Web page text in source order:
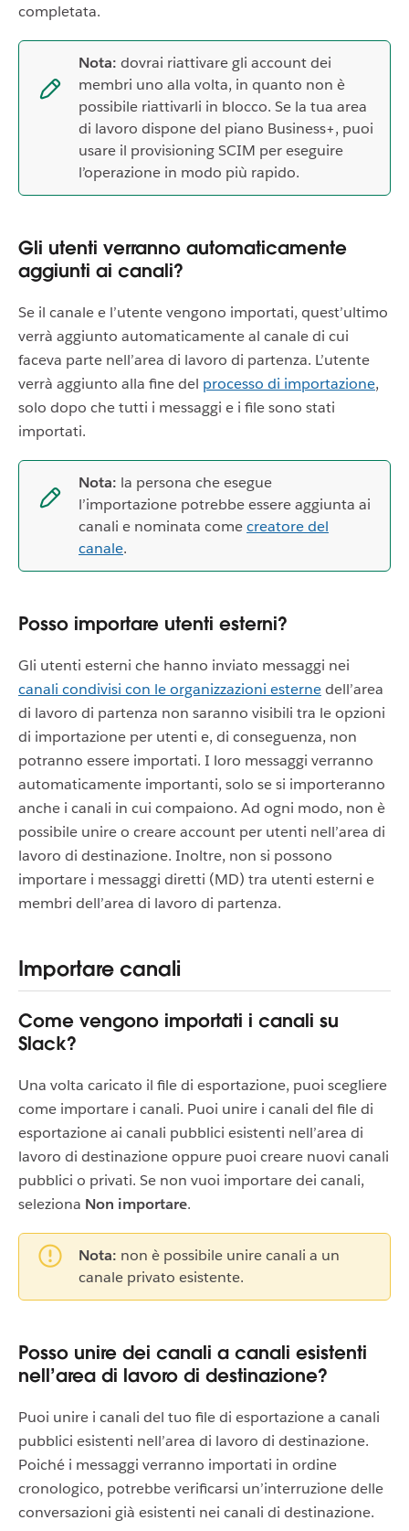
completata.
Nota: dovrai riattivare gli account dei
membri uno alla volta, in quanto non è
possibile riattivarli in blocco. Se la tua area
di lavoro dispone del piano Business+, puoi
usare il provisioning SCIM per eseguire
l’operazione in modo più rapido.
Gli utenti verranno automaticamente
aggiunti ai canali?
Se il canale e l’utente vengono importati, quest’ultimo
verrà aggiunto automaticamente al canale di cui
faceva parte nell’area di lavoro di partenza. L’utente
verrà aggiunto alla fine del processo di importazione,
solo dopo che tutti i messaggi e i file sono stati
importati.
Nota: la persona che esegue
l’importazione potrebbe essere aggiunta ai
canali e nominata comecreatore del
canale.
Posso importare utenti esterni?
Gli utenti esterni che hanno inviato messaggi nei
canali condivisi con le organizzazioni esternedell’area
di lavoro di partenza non saranno visibili tra le opzioni
di importazione per utenti e, di conseguenza, non
potranno essere importati. I loro messaggi verranno
automaticamente importanti, solo se si importeranno
anche i canali in cui compaiono. Ad ogni modo, non è
possibile unire o creare account per utenti nell’area di
lavoro di destinazione. Inoltre, non si possono
importare i messaggi diretti (MD) tra utenti esterni e
membri dell’area di lavoro di partenza.
Importare canali
Come vengono importati i canali su
Slack?
Una volta caricato il file di esportazione, puoi scegliere
come importare i canali. Puoi unire i canali del file di
esportazione ai canali pubblici esistenti nell’area di
lavoro di destinazione oppure puoi creare nuovi canali
pubblici o privati. Se non vuoi importare dei canali,
seleziona Non importare.
Nota: non è possibile unire canali a un
canale privato esistente.
Posso unire dei canali a canali esistenti
nell’area di lavoro di destinazione?
Puoi unire i canali del tuo file di esportazione a canali
pubblici esistenti nell’area di lavoro di destinazione.
Poiché i messaggi verranno importati in ordine
cronologico, potrebbe verificarsi un’interruzione delle
conversazioni già esistenti nei canali di destinazione.